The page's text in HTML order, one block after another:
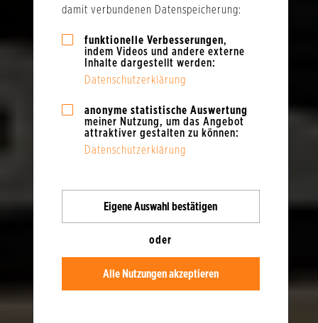
damit verbundenen Datenspeicherung:
funktionelle Verbesserungen,
indem Videos und andere externe
Inhalte dargestellt werden:
Datenschutzerklärung
anonyme statistische Auswertung
meiner Nutzung, um das Angebot
attraktiver gestalten zu können:
Datenschutzerklärung
EigeneAuswahl bestätigen
oder
Alle Nutzungen akzeptieren